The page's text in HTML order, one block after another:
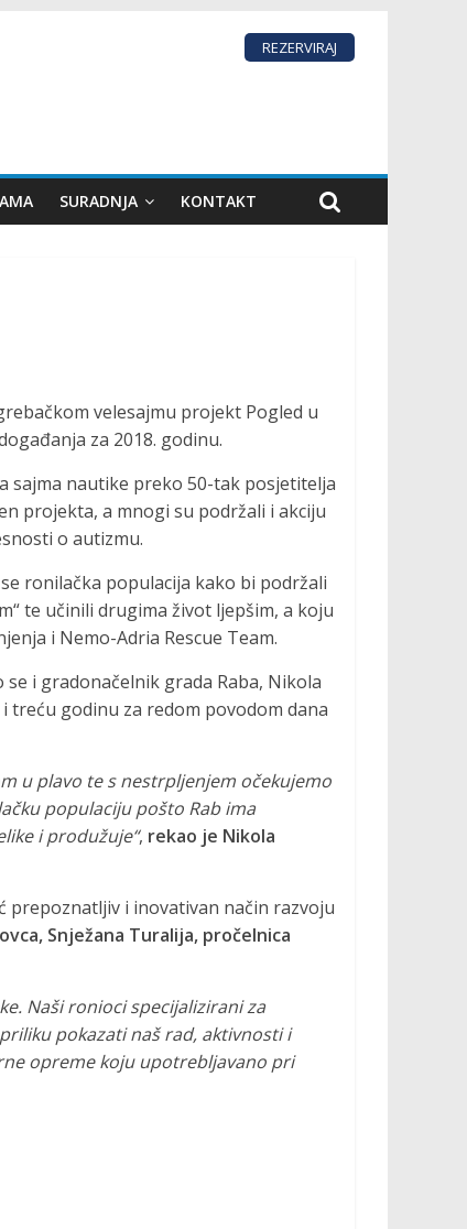
REZERVIRAJ
SURADNJA KONTAKT
velesajmu projekt Pogled u
za 2018. godinu.
sajma nautike preko 50-tak posjetitelja
projekta, a mnogi su podržali i akciju
o autizmu.
ronilačka populacija kako bi podržali
te učinili drugima život ljepšim, a koju
i Nemo-Adria Rescue Team.
i gradonačelnik grada Raba, Nikola
godinu za redom povodom dana
u plavo te s nestrpljenjem očekujemo
populaciju pošto Rab ima
i produžuje“, rekao je Nikola
prepoznatljiv i inovativan način razvoju
Snježana Turalija, pročelnica
Naši ronioci specijalizirani za
pokazati naš rad, aktivnosti i
opreme koju upotrebljavano pri